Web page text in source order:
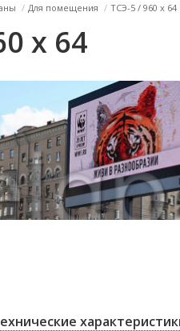
/ Для помещения / ТСЭ-5 / 960 x 64
x 64